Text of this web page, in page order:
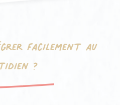
facilement au
?